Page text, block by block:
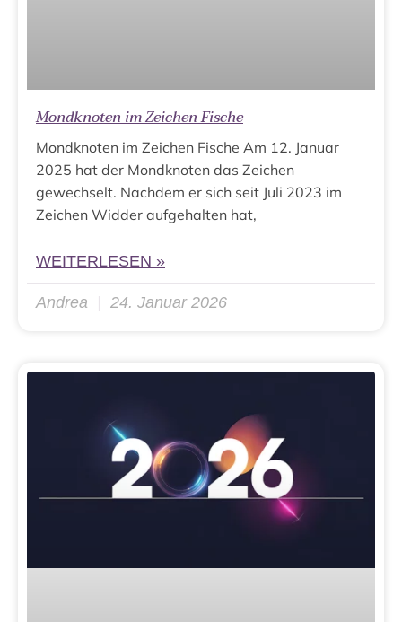
Mondknoten im Zeichen Fische
Mondknoten im Zeichen Fische Am 12. Januar
2025 hat der Mondknoten das Zeichen
gewechselt. Nachdem er sich seit Juli 2023 im
Zeichen Widder aufgehalten hat,
WEITERLESEN »
Andrea 24. Januar 2026